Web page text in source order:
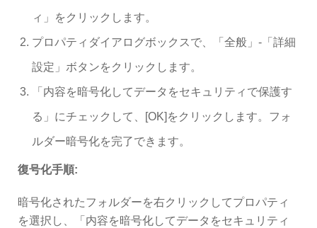
ィ」をクリックします。
プロパティダイアログボックスで、「全般」-「詳細
設定」ボタンをクリックします。
「内容を暗号化してデータをセキュリティで保護す
る」にチェックして、[OK]をクリックします。フォ
ルダー暗号化を完了できます。
復号化手順:
暗号化されたフォルダーを右クリックしてプロパティ
を選択し、「内容を暗号化してデータをセキュリティ